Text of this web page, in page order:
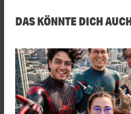
DAS KÖNNTE DICH